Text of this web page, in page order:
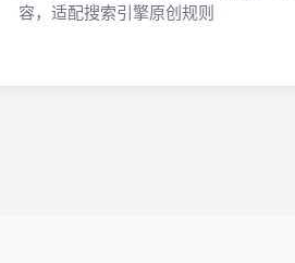
容，适配搜索引擎原创规则